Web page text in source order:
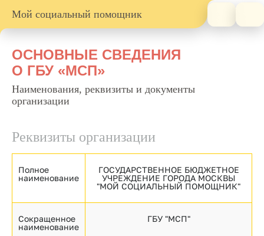
Мой социальный помощник
ОСНОВНЫЕ СВЕДЕНИЯ
О ГБУ «МСП»
Наименования, реквизиты и документы
организации
Реквизиты организации
Полное
наименование
ГОСУДАРСТВЕННОЕ БЮДЖЕТНОЕ
УЧРЕЖДЕНИЕ ГОРОДА МОСКВЫ
"МОЙ СОЦИАЛЬНЫЙ ПОМОЩНИК"
Сокращенное
наименование
ГБУ "МСП"